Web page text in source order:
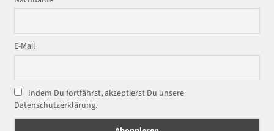
E-Mail
Indem Du fortfährst, akzeptierst Du unsere
Datenschutzerklärung.